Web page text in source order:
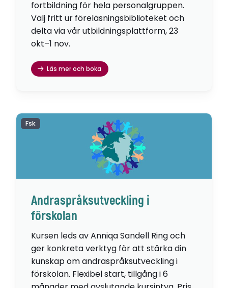
fortbildning för hela personalgruppen.
Välj fritt ur föreläsningsbiblioteket och
delta via vår utbildningsplattform, 23
okt–1 nov.
Läs mer och boka
Andraspråksutveckling i
förskolan
Kursen leds av Anniqa Sandell Ring och
ger konkreta verktyg för att stärka din
kunskap om andraspråksutveckling i
förskolan. Flexibel start, tillgång i 6
Fsk